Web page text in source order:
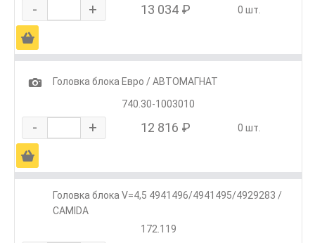
- + 13 034 ₽ 0 шт.
Ä
1
Головка блока Евро / АВТОМАГНАТ
740.30-1003010
- + 12 816 ₽ 0 шт.
Ä
Головка блока V=4,5 4941496/4941495/4929283 /
CAMIDA
172.119